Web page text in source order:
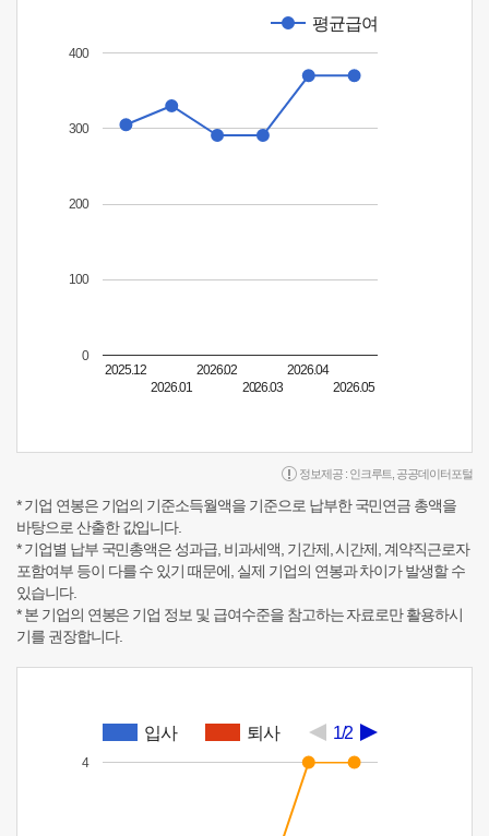
평균급여
2025.12
2026.01
2026.02
2026.03
2026.04
2026.05
0
100
200
300
400
정보제공 : 인크루트 공공데이터포털
* 기업 연봉은 기업의 기준소득월액을 기준으로 납부한 국민연금 총액을
바탕으로 산출한 값입니다.
* 기업별 납부 국민총액은 성과급, 비과세액, 기간제, 시간제, 계약직근로자
포함여부 등이 다를 수 있기 때문에, 실제 기업의 연봉과 차이가 발생할 수
있습니다.
* 본 기업의 연봉은 기업 정보 및 급여수준을 참고하는 자료로만 활용하시
기를 권장합니다.
입사 퇴사 1/2
4